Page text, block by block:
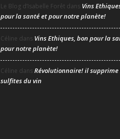
Le Blog d’Isabelle Forêt dans Vins
pour la santé et pour notre planète!
Céline dans Vins Ethiques, bon pour la
pour notre planète!
Céline dansRévolutionnaire! il supprime
sulfites du vin